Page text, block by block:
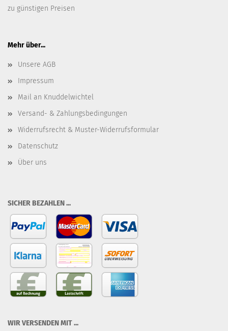
zu günstigen Preisen
Mehr über...
Unsere AGB
Impressum
Mail an Knuddelwichtel
Versand- & Zahlungsbedingungen
Widerrufsrecht & Muster-Widerrufsformular
Datenschutz
Über uns
SICHER BEZAHLEN ...
WIR VERSENDEN MIT ...